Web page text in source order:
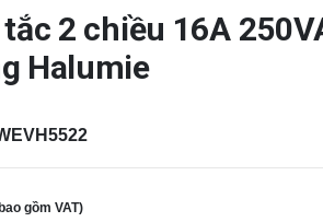
2 chiều 16A
Halumie
gồm VAT)